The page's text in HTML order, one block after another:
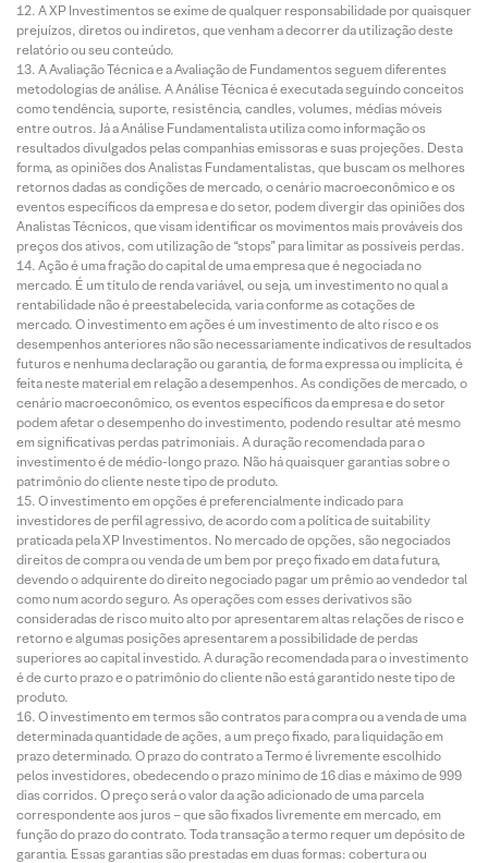
A XP Investimentos se exime de qualquer responsabilidade por quaisquer
prejuízos, diretos ou indiretos, que venham a decorrer da utilização deste
relatório ou seu conteúdo.
A Avaliação Técnica e a Avaliação de Fundamentos seguem diferentes
metodologias de análise. A Análise Técnica é executada seguindo conceitos
como tendência, suporte, resistência, candles, volumes, médias móveis
entre outros. Já a Análise Fundamentalista utiliza como informação os
resultados divulgados pelas companhias emissoras e suas projeções. Desta
forma, as opiniões dos Analistas Fundamentalistas, que buscam os melhores
retornos dadas as condições de mercado, o cenário macroeconômico e os
eventos específicos da empresa e do setor, podem divergir das opiniões dos
Analistas Técnicos, que visam identificar os movimentos mais prováveis dos
preços dos ativos, com utilização de “stops” para limitar as possíveis perdas.
Ação é uma fração do capital de uma empresa que é negociada no
mercado. É um título de renda variável, ou seja, um investimento no qual a
rentabilidade não é preestabelecida, varia conforme as cotações de
mercado. O investimento em ações é um investimento de alto risco e os
desempenhos anteriores não são necessariamente indicativos de resultados
futuros e nenhuma declaração ou garantia, de forma expressa ou implícita, é
feita neste material em relação a desempenhos. As condições de mercado, o
cenário macroeconômico, os eventos específicos da empresa e do setor
podem afetar o desempenho do investimento, podendo resultar até mesmo
em significativas perdas patrimoniais. A duração recomendada para o
investimento é de médio-longo prazo. Não há quaisquer garantias sobre o
patrimônio do cliente neste tipo de produto.
O investimento em opções é preferencialmente indicado para
investidores de perfil agressivo, de acordo com a política de suitability
praticada pela XP Investimentos. No mercado de opções, são negociados
direitos de compra ou venda de um bem por preço fixado em data futura,
devendo o adquirente do direito negociado pagar um prêmio ao vendedor tal
como num acordo seguro. As operações com esses derivativos são
consideradas de risco muito alto por apresentarem altas relações de risco e
retorno e algumas posições apresentarem a possibilidade de perdas
superiores ao capital investido. A duração recomendada para o investimento
é de curto prazo e o patrimônio do cliente não está garantido neste tipo de
produto.
O investimento em termos são contratos para compra ou a venda de uma
determinada quantidade de ações, a um preço fixado, para liquidação em
prazo determinado. O prazo do contrato a Termo é livremente escolhido
pelos investidores, obedecendo o prazo mínimo de 16 dias e máximo de 999
dias corridos. O preço será o valor da ação adicionado de uma parcela
correspondente aos juros – que são fixados livremente em mercado, em
função do prazo do contrato. Toda transação a termo requer um depósito de
garantia. Essas garantias são prestadas em duas formas: cobertura ou